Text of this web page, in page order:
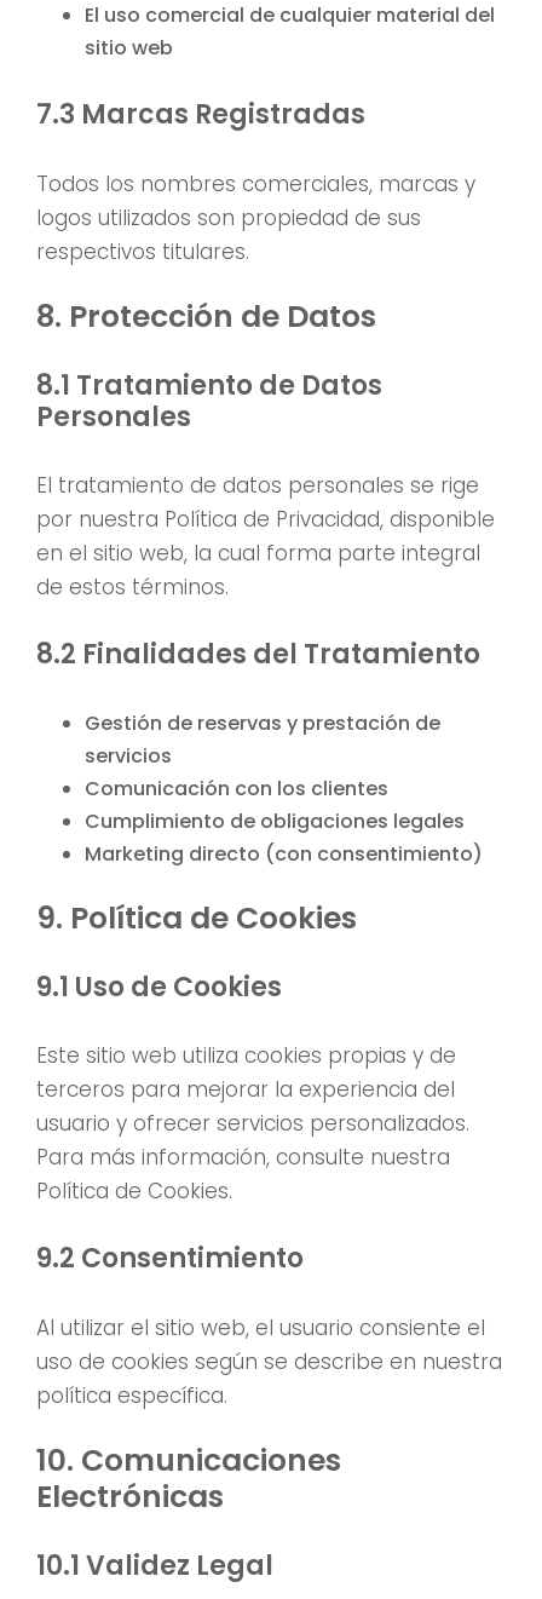
El uso comercial de cualquier material del
sitio web
7.3 Marcas Registradas
Todos los nombres comerciales, marcas y
logos utilizados son propiedad de sus
respectivos titulares.
8. Protección de Datos
8.1 Tratamiento de Datos
Personales
El tratamiento de datos personales se rige
por nuestra Política de Privacidad, disponible
en el sitio web, la cual forma parte integral
de estos términos.
8.2 Finalidades del Tratamiento
Gestión de reservas y prestación de
servicios
Comunicación con los clientes
Cumplimiento de obligaciones legales
Marketing directo (con consentimiento)
9. Política de Cookies
9.1 Uso de Cookies
Este sitio web utiliza cookies propias y de
terceros para mejorar la experiencia del
usuario y ofrecer servicios personalizados.
Para más información, consulte nuestra
Política de Cookies.
9.2 Consentimiento
Al utilizar el sitio web, el usuario consiente el
uso de cookies según se describe en nuestra
política específica.
10. Comunicaciones
Electrónicas
10.1 Validez Legal